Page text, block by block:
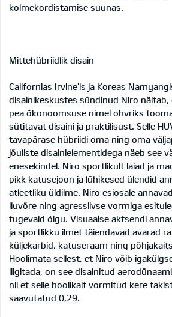
kolmekordistamise suunas.
Mittehübriidlik disain
Californias Irvine'is ja Koreas
disainikeskustes sündinud Niro
pea ökonoomsuse nimel ohvriks
sütitavat disaini ja praktilisust. Selle
tavapärase hübriidi oma ning oma
jõuliste disainielementidega näeb see
enesekindel. Niro sportlikult laiad ja
pikk katusejoon ja lühikesed ülendid
atleetliku üldilme. Niro esiosale
iluvõre ning agressiivse vormiga
tugevaid õlgu. Visuaalse aktsendi
ja sportlikku ilmet täiendavad avarad
küljekarbid, katuseraam ning
Hoolimata sellest, et Niro võib
liigitada, on see disainitud
nii et selle hoolikalt vormitud kere
saavutatud 0,29.